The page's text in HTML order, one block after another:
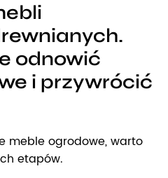
odnowić
i przywrócić
meble ogrodowe, warto
etapów.